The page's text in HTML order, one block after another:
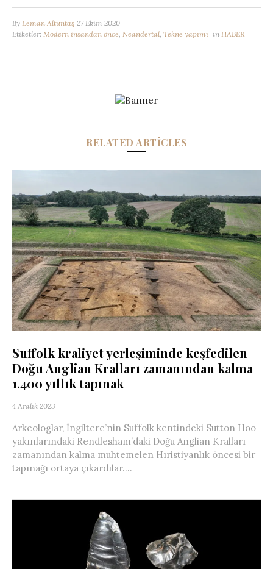
By Leman Altuntaş 27 Ekim 2020
Etiketler: Modern insandan önce Neandertal Tekne yapımı in HABER
RELATED ARTICLES
Suffolk kraliyet yerleşiminde keşfedilen
Doğu Anglian Kralları zamanından kalma
1.400 yıllık tapınak
4 Aralık 2023
Arkeologlar, İngiltere’nin Suffolk kentindeki Sutton Hoo
yakınlarındaki Rendlesham’daki Doğu Anglian Kralları
zamanından kalma muhtemelen Hıristiyanlık öncesi bir
tapınağı ortaya çıkardılar....